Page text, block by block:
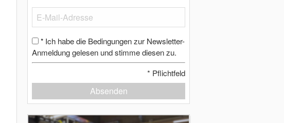
* Ich habe die Bedingungen zur Newsletter-
Anmeldung gelesen und stimme diesen zu.
* Pflichtfeld
Absenden